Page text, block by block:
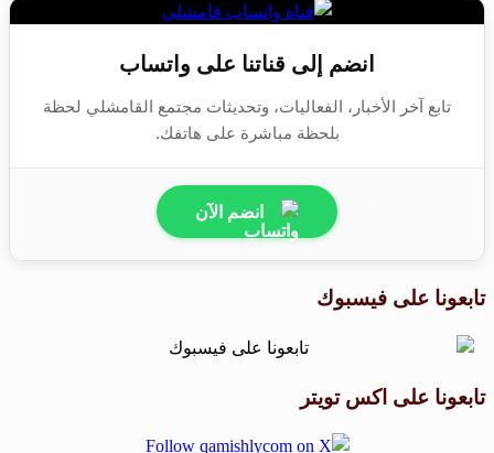
انضم إلى قناتنا على واتساب
تابع آخر الأخبار، الفعاليات، وتحديثات مجتمع القامشلي لحظة
بلحظة مباشرة على هاتفك.
انضم الآن
تابعونا على فيسبوك
تابعونا على اكس تويتر